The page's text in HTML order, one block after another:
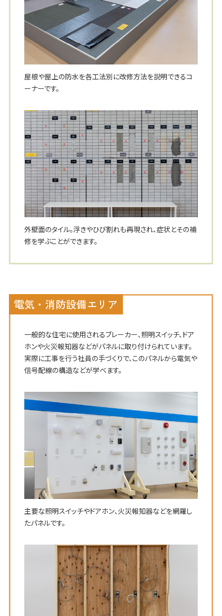
屋根や屋上の防水を各工法別に改修方法を説明できるコ
ーナーです。
外壁面のタイル。浮きやひび割れも再現され、症状とその補
修を学ぶことができます。
電気・消防設備エリア
一般的な住宅に使用されるブレーカー、照明スイッチ、ドア
ホンや火災報知器などがパネルに取り付けられています。
実際に工事を行う社員の手づくりで、このパネルから電気や
信号配線の構造などが学べます。
主要な照明スイッチやドアホン、火災報知器などを網羅し
たパネルです。